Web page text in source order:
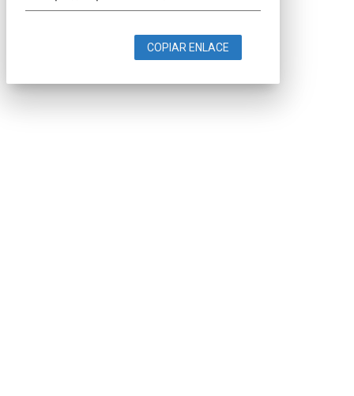
COPIAR ENLACE